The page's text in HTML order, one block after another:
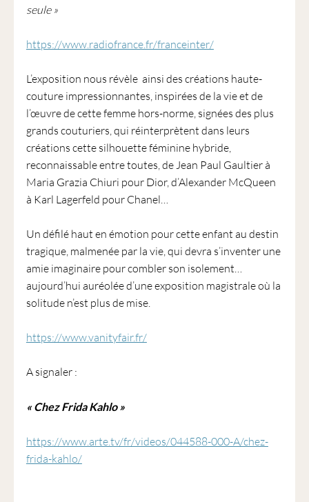
seule »
https://www.radiofrance.fr/franceinter/
L’exposition nous révèle ainsi des créations haute-
couture impressionnantes, inspirées de la vie et de
l’œuvre de cette femme hors-norme, signées des plus
grands couturiers, qui réinterprètent dans leurs
créations cette silhouette féminine hybride,
reconnaissable entre toutes, de Jean Paul Gaultier à
Maria Grazia Chiuri pour Dior, d’Alexander McQueen
à Karl Lagerfeld pour Chanel…
Un défilé haut en émotion pour cette enfant au destin
tragique, malmenée par la vie, qui devra s’inventer une
amie imaginaire pour combler son isolement…
aujourd’hui auréolée d’une exposition magistrale où la
solitude n’est plus de mise.
https://www.vanityfair.fr/
A signaler :
« Chez Frida Kahlo »
https://www.arte.tv/fr/videos/044588-000-A/chez-
frida-kahlo/